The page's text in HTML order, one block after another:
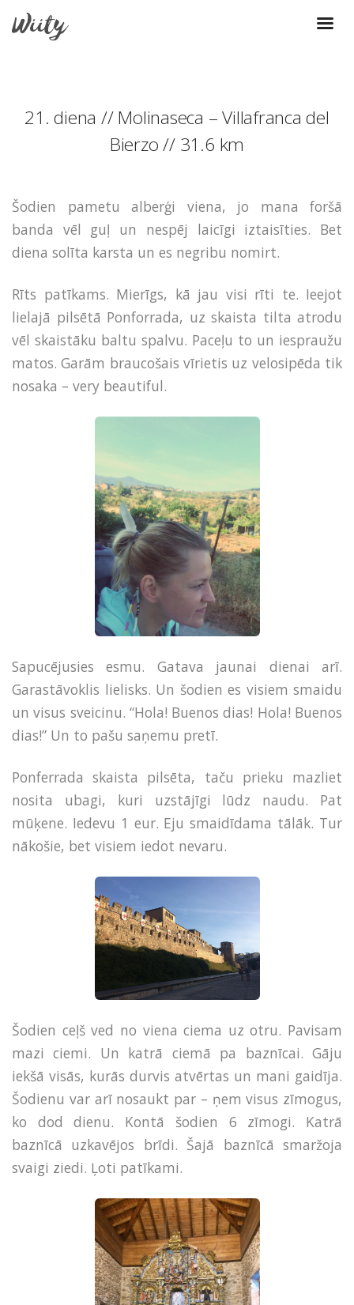
21. diena // Molinaseca – Villafranca del
Bierzo // 31.6 km
Šodien pametu alberģi viena, jo mana foršā
banda vēl guļ un nespēj laicīgi iztaisīties. Bet
diena solīta karsta un es negribu nomirt.
Rīts patīkams. Mierīgs, kā jau visi rīti te. Ieejot
lielajā pilsētā Ponforrada, uz skaista tilta atrodu
vēl skaistāku baltu spalvu. Paceļu to un iespraužu
matos. Garām braucošais vīrietis uz velosipēda tik
nosaka – very beautiful.
Sapucējusies esmu. Gatava jaunai dienai arī.
Garastāvoklis lielisks. Un šodien es visiem smaidu
un visus sveicinu. “Hola! Buenos dias! Hola! Buenos
dias!” Un to pašu saņemu pretī.
Ponferrada skaista pilsēta, taču prieku mazliet
nosita ubagi, kuri uzstājīgi lūdz naudu. Pat
mūķene. Iedevu 1 eur. Eju smaidīdama tālāk. Tur
nākošie, bet visiem iedot nevaru.
Šodien ceļš ved no viena ciema uz otru. Pavisam
mazi ciemi. Un katrā ciemā pa baznīcai. Gāju
iekšā visās, kurās durvis atvērtas un mani gaidīja.
Šodienu var arī nosaukt par – ņem visus zīmogus,
ko dod dienu. Kontā šodien 6 zīmogi. Katrā
baznīcā uzkavējos brīdi. Šajā baznīcā smaržoja
svaigi ziedi. Ļoti patīkami.